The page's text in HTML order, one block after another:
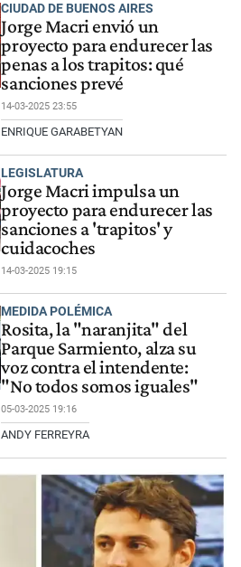
CIUDAD DE BUENOS AIRES
Jorge Macri envió un
proyecto para endurecer las
penas a los trapitos: qué
sanciones prevé
14-03-2025 23:55
ENRIQUE GARABETYAN
LEGISLATURA
Jorge Macri impulsa un
proyecto para endurecer las
sanciones a 'trapitos' y
cuidacoches
14-03-2025 19:15
MEDIDA POLÉMICA
Rosita, la "naranjita" del
Parque Sarmiento, alza su
voz contra el intendente:
"No todos somos iguales"
05-03-2025 19:16
ANDY FERREYRA